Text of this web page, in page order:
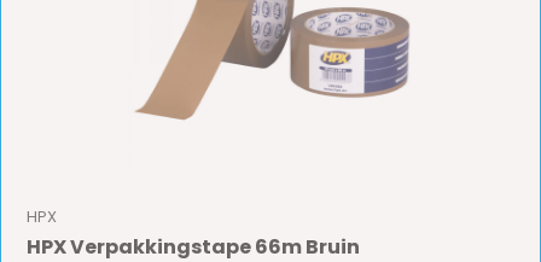
HPX
HPX Verpakkingstape 66m Bruin